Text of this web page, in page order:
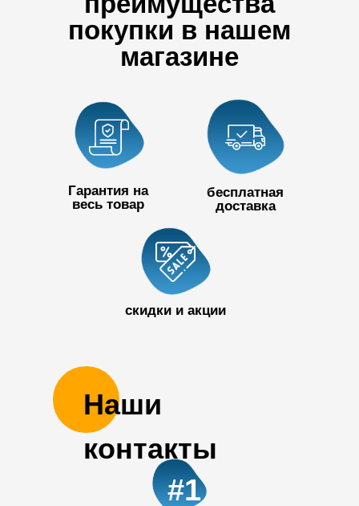
покупки в нашем
магазине
Гарантия на
весь товар
бесплатная
доставка
скидки и акции
Наши
контакты
#1
+7 727 390
50 32